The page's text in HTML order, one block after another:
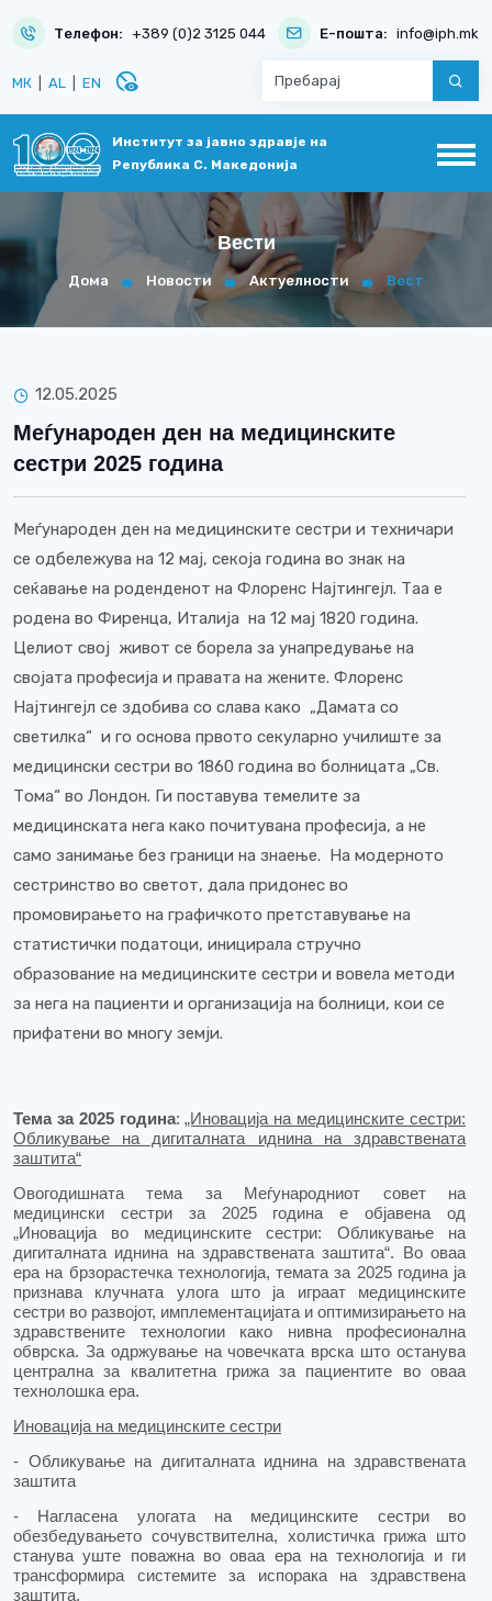
Телефон: +389 (0)2 3125 044 Е-пошта: info@iph.mk
МК AL EN disabled_visible
Институт за јавно здравје на
Република С. Македонија
Вести
Дома Новости Актуелности Вест
12.05.2025
Меѓународен ден на медицинските
сестри 2025 година
Меѓународен ден на медицинските сестри и техничари
се одбележува на 12 мај, секоја година во знак на
сеќавање на роденденот на Флоренс Најтингеjл. Таа е
родена во Фиренца, Италија на 12 мај 1820 година.
Целиот свој живот се борела за унапредување на
својата професија и правата на жените. Флоренс
Најтингеjл се здобива со слава како „Дамата со
светилка“ и го основа првото секуларно училиште за
медицински сестри во 1860 година во болницата „Св.
Тома“ во Лондон. Ги поставува темелите за
медицинската нега како почитувана професија, а не
само занимање без граници на знаење. На модерното
сестринство во светот, дала придонес во
промовирањето на графичкото претставување на
статистички податоци, иницирала стручно
образование на медицинските сестри и вовела методи
за нега на пациенти и организација на болници, кои се
прифатени во многу земји.
Тема за 2025 година:„Иновација на медицинските сестри:
Обликување на дигиталната иднина на здравствената
заштита“
Овогодишната тема за Меѓународниот совет на
медицински сестри за 2025 година е објавена од
„Иновација во медицинските сестри: Обликување на
дигиталната иднина на здравствената заштита“. Во оваа
ера на брзорастечка технологија, темата за 2025 година ја
признава клучната улога што ја играат медицинските
сестри во развојот, имплементацијата и оптимизирањето на
здравствените технологии како нивна професионална
обврска. За одржување на човечката врска што останува
централна за квалитетна грижа за пациентите во оваа
технолошка ера.
Иновација на медицинските сестри
- Обликување на дигиталната иднина на здравствената
заштита
- Нагласена улогата на медицинските сестри во
обезбедувањето сочувствителна, холистичка грижа што
станува уште поважна во оваа ера на технологија и ги
трансформира системите за испорака на здравствена
заштита.